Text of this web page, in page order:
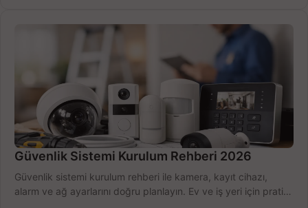
Güvenlik Sistemi Kurulum Rehberi 2026
Güvenlik sistemi kurulum rehberi ile kamera, kayıt cihazı,
alarm ve ağ ayarlarını doğru planlayın. Ev ve iş yeri için pratik